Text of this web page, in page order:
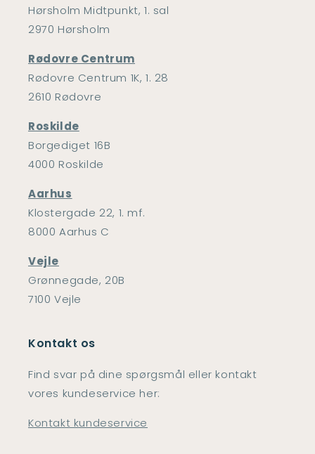
Hørsholm Midtpunkt, 1. sal
2970 Hørsholm
Rødovre Centrum
Rødovre Centrum 1K, 1. 28
2610 Rødovre
Roskilde
Borgediget 16B
4000 Roskilde
Aarhus
Klostergade 22, 1. mf.
8000 Aarhus C
Vejle
Grønnegade, 20B
7100 Vejle
Kontakt os
Find svar på dine spørgsmål eller kontakt
vores kundeservice her:
Kontakt kundeservice